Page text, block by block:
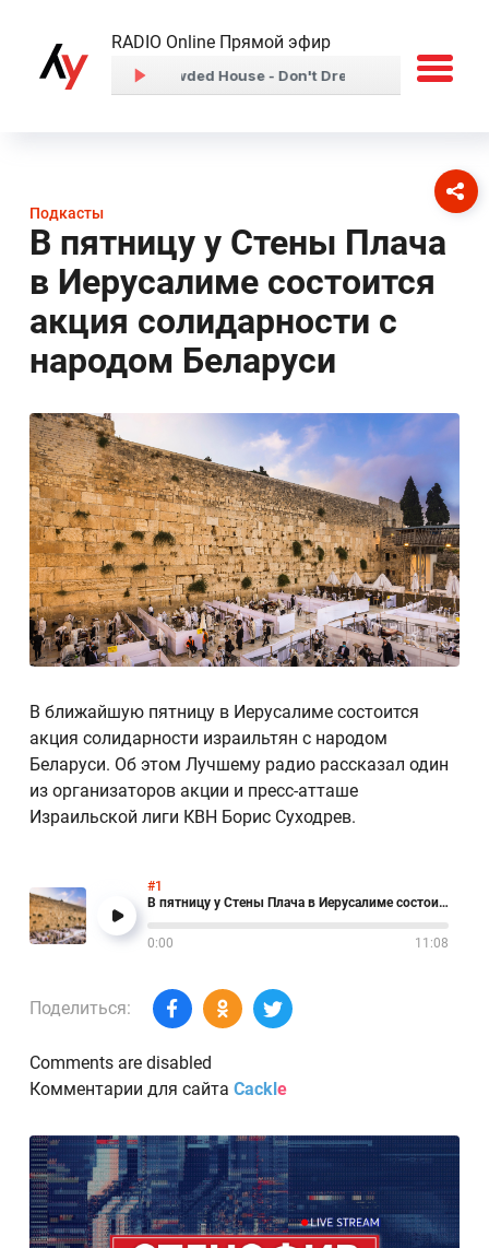
RADIO Online Прямой эфир
Подкасты
В пятницу у Стены Плача
в Иерусалиме состоится
акция солидарности с
народом Беларуси
В ближайшую пятницу в Иерусалиме состоится
акция солидарности израильтян с народом
Беларуси. Об этом Лучшему радио рассказал один
из организаторов акции и пресс-атташе
Израильской лиги КВН Борис Суходрев.
#1
В пятницу у Стены Плача в Иерусалиме состоится акция солидарности с народом Беларуси
0:00 11:08
Поделиться:
Comments are disabled
Комментарии для сайта Cackl e